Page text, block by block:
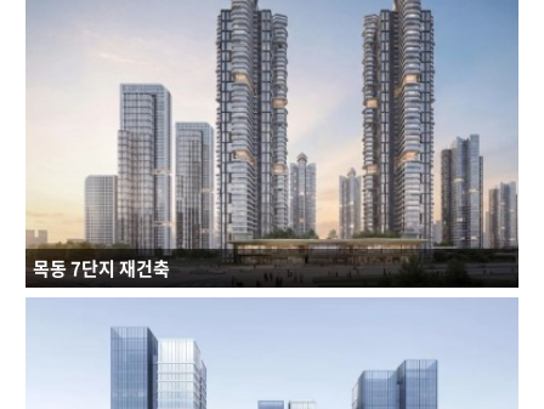
연면적 : 63,203㎡
규모 : B6F~34F
건축용도 : 공동주택
목동 7단지 재건축